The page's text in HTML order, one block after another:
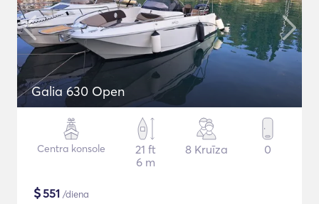
Galia 630 Open
Centra konsole
21 ft
6 m
8 Kruīza 0
$551 /diena